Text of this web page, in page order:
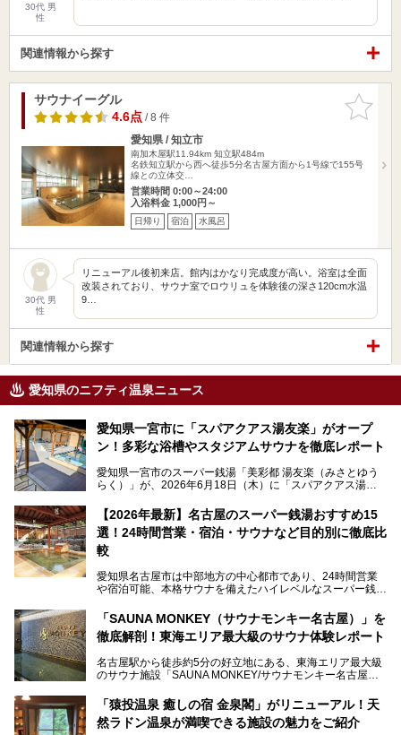
30代 男
性
関連情報から探す
お気に入
りに追加
サウナイーグル
4.6点/ 8 件
愛知県 / 知立市
南加木屋駅11.94km 知立駅484m
名鉄知立駅から西へ徒歩5分名古屋方面から1号線で155号
線との立体交…
営業時間 0:00～24:00
入浴料金 1,000円～
日帰り 宿泊 水風呂
30代 男
性
リニューアル後初来店。館内はかなり完成度が高い。浴室は全面
改装されており、サウナ室でロウリュを体験後の深さ120cm水温
9…
関連情報から探す
愛知県のニフティ温泉ニュース
愛知県一宮市に「スパアクアス湯友楽」がオープ
ン！多彩な浴槽やスタジアムサウナを徹底レポート
愛知県一宮市のスーパー銭湯「美彩都 湯友楽（みさとゆう
らく）」が、2026年6月18日（木）に「スパアクアス湯友
この地で30年にわたり愛され続けてきた施設だからこそ、
地元住民をはじめオープンを待ちわびている人も多いのでは
ないでしょうか。
老朽化した設備の補修を機に、2年前からじっくり構想を練
ってきたというだけあって、館内の充実度は想像以上。
以前の4倍に拡張したという露天エリアや10の浴槽、40人収
容の巨大なスタジアムサウナに、岩盤浴やリラクゼーション
までまるごと楽しめる施設に生まれ変わりました。
今回は、全面リニューアルして新しくなった「スパアクアス
【2026年最新】名古屋のスーパー銭湯おすすめ15
選！24時間営業・宿泊・サウナなど目的別に徹底比
較
愛知県名古屋市は中部地方の中心都市であり、24時間営業
や宿泊可能、本格サウナを備えたハイレベルなスーパー銭湯
そのため、「日々の仕事の疲れを心身ともにリセットした
い」「休日に時間を忘れて1日中ダラダラ過ごしたい」「コ
くある点が魅力です！
お好みの温泉施設を見つけて楽しんでくださいね。
「SAUNA MONKEY（サウナモンキー名古屋）」を
徹底解剖！東海エリア最大級のサウナ体験レポート
名古屋駅から徒歩約5分の好立地にある、東海エリア最大級
のサウナ施設「SAUNA MONKEY/サウナモンキー名古屋」
「名古屋駅周辺ってサウナが少ないよね」という声をよく耳
にするだけあり、アクセスの良さにも胸が高鳴ります。
今回は普段は男性専用となっているパブリックサウナが、女
「猿投温泉 癒しの宿 金泉閣」がリニューアル！天
然ラドン温泉が満喫できる施設の魅力をご紹介